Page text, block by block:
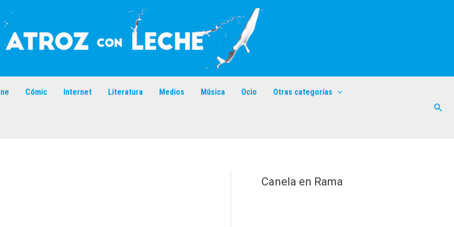
Cómic Internet Literatura Medios Música Ocio Otras categorías
Canela en Rama